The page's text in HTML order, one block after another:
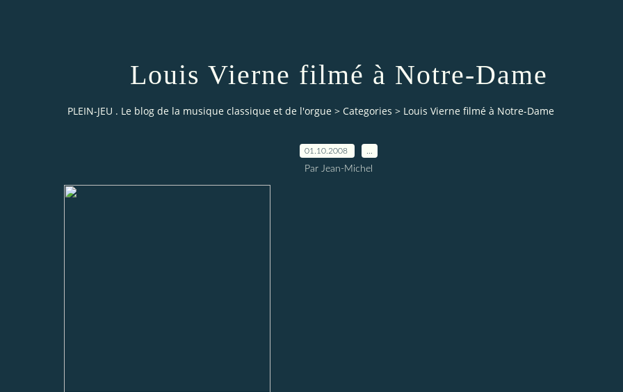
Louis Vierne filmé à Notre-Dame
PLEIN-JEU . Le blog de la musique classique et de l'orgue > Categories > Louis Vierne filmé à Notre-Dame
01.10.2008
Par Jean-Michel